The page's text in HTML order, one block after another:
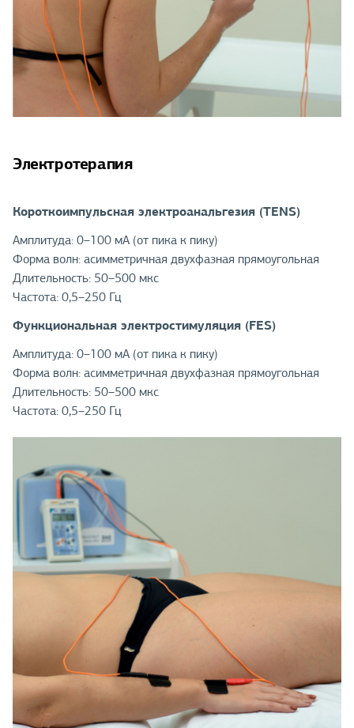
Электротерапия
Короткоимпульсная электроанальгезия (TENS)
Амплитуда: 0–100 мА (от пика к пику)
Форма волн: асимметричная двухфазная прямоугольная
Длительность: 50–500 мкс
Частота: 0,5–250 Гц
Функциональная электростимуляция (FES)
Амплитуда: 0–100 мА (от пика к пику)
Форма волн: асимметричная двухфазная прямоугольная
Длительность: 50–500 мкс
Частота: 0,5–250 Гц